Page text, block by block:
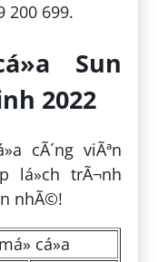
200 699.
Sun
2022
cÃ´ng viÃªn
lá»ch trÃ¬nh
nhÃ©!
cá»­a